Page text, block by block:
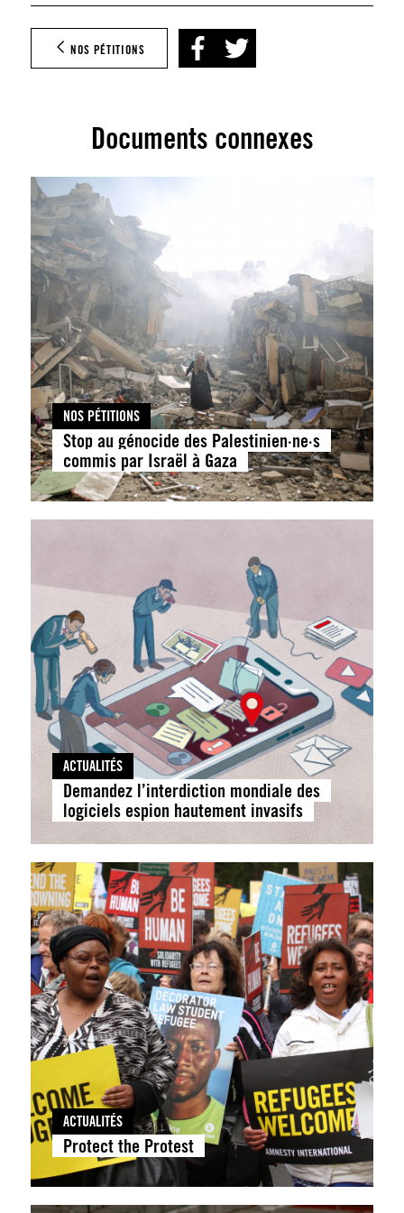
NOS PÉTITIONS
Documents connexes
NOS PÉTITIONS
Stop au génocide des Palestinien·ne·s
commis par Israël à Gaza
ACTUALITÉS
Demandez l’interdiction mondiale des
logiciels espion hautement invasifs
ACTUALITÉS
Protect the Protest